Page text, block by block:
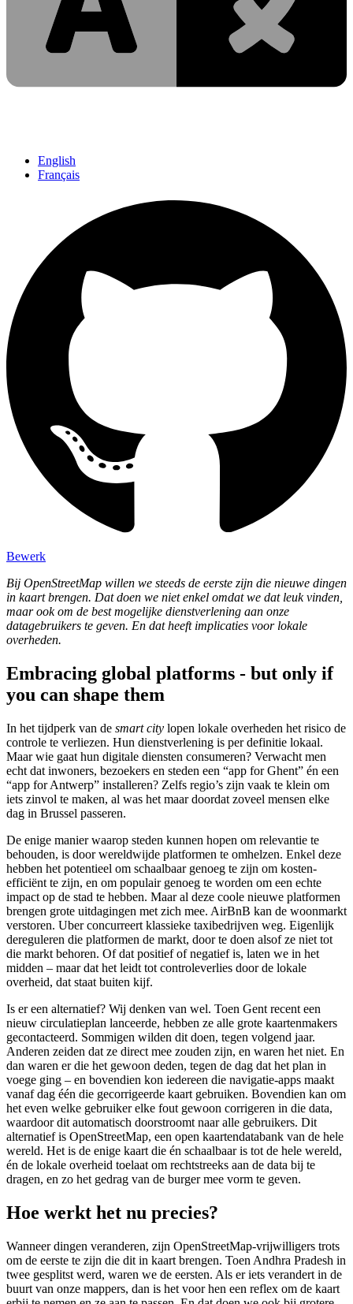
English
Français
Bewerk
Bij OpenStreetMap willen we steeds de eerste zijn die nieuwe dingen
in kaart brengen. Dat doen we niet enkel omdat we dat leuk vinden,
maar ook om de best mogelijke dienstverlening aan onze
datagebruikers te geven. En dat heeft implicaties voor lokale
overheden.
Embracing global platforms - but only if
you can shape them
In het tijdperk van de smart city lopen lokale overheden het risico de
controle te verliezen. Hun dienstverlening is per definitie lokaal.
Maar wie gaat hun digitale diensten consumeren? Verwacht men
echt dat inwoners, bezoekers en steden een “app for Ghent” én een
“app for Antwerp” installeren? Zelfs regio’s zijn vaak te klein om
iets zinvol te maken, al was het maar doordat zoveel mensen elke
dag in Brussel passeren.
De enige manier waarop steden kunnen hopen om relevantie te
behouden, is door wereldwijde platformen te omhelzen. Enkel deze
hebben het potentieel om schaalbaar genoeg te zijn om kosten-
efficiënt te zijn, en om populair genoeg te worden om een echte
impact op de stad te hebben. Maar al deze coole nieuwe platformen
brengen grote uitdagingen met zich mee. AirBnB kan de woonmarkt
verstoren. Uber concurreert klassieke taxibedrijven weg. Eigenlijk
dereguleren die platformen de markt, door te doen alsof ze niet tot
die markt behoren. Of dat positief of negatief is, laten we in het
midden – maar dat het leidt tot controleverlies door de lokale
overheid, dat staat buiten kijf.
Is er een alternatief? Wij denken van wel. Toen Gent recent een
nieuw circulatieplan lanceerde, hebben ze alle grote kaartenmakers
gecontacteerd. Sommigen wilden dit doen, tegen volgend jaar.
Anderen zeiden dat ze direct mee zouden zijn, en waren het niet. En
dan waren er die het gewoon deden, tegen de dag dat het plan in
voege ging – en bovendien kon iedereen die navigatie-apps maakt
vanaf dag één die gecorrigeerde kaart gebruiken. Bovendien kan om
het even welke gebruiker elke fout gewoon corrigeren in die data,
waardoor dit automatisch doorstroomt naar alle gebruikers. Dit
alternatief is OpenStreetMap, een open kaartendatabank van de hele
wereld. Het is de enige kaart die én schaalbaar is tot de hele wereld,
én de lokale overheid toelaat om rechtstreeks aan de data bij te
dragen, en zo het gedrag van de burger mee vorm te geven.
Hoe werkt het nu precies?
Wanneer dingen veranderen, zijn OpenStreetMap-vrijwilligers trots
om de eerste te zijn die dit in kaart brengen. Toen Andhra Pradesh in
twee gesplitst werd, waren we de eersten. Als er iets verandert in de
buurt van onze mappers, dan is het voor hen een reflex om de kaart